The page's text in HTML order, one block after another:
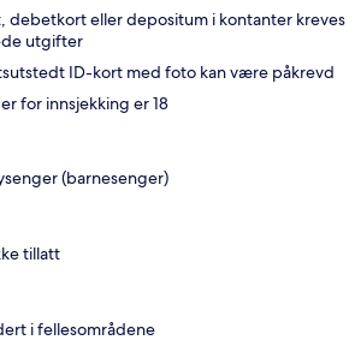
debetkort eller depositum i kontanter kreves
utgifter
ID-kort med foto kan være påkrevd
for innsjekking er 18
(barnesenger)
tillatt
i fellesområdene